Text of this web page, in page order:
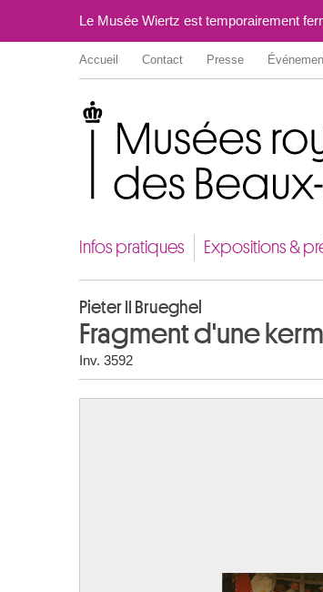
Le Musée Wiertz est temporairement
Accueil Contact Presse
Infos pratiques Expositions &
Pieter II Brueghel
Fragment d'une
Inv. 3592